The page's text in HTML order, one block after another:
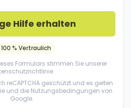
Hilfe erhalten
100 % Vertraulich
Formulars stimmen Sie unserer
reCAPTCHA geschützt und es gelten
und die Nutzungsbedingungen von
Google.